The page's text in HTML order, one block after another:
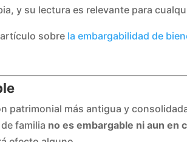
y su lectura es relevante para
sobre la embargabilidad de
patrimonial más antigua y
familia no es embargable ni aun en